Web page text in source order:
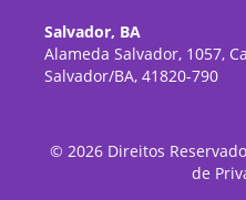
Salvador, BA
Alameda Salvador, 1057,
Salvador/BA, 41820-790
© 2026Direitos
de